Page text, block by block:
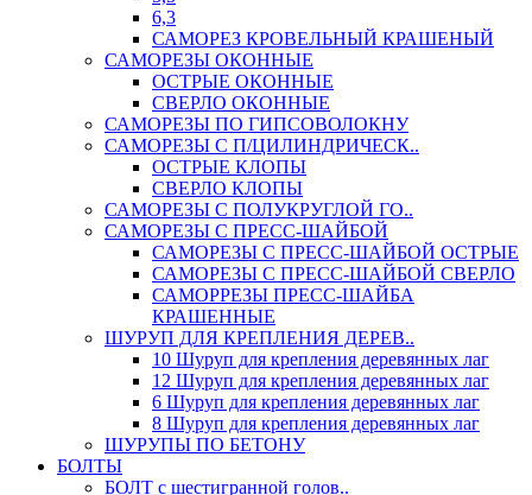
6,3
САМОРЕЗ КРОВЕЛЬНЫЙ КРАШЕНЫЙ
САМОРЕЗЫ ОКОННЫЕ
ОСТРЫЕ ОКОННЫЕ
СВЕРЛО ОКОННЫЕ
САМОРЕЗЫ ПО ГИПСОВОЛОКНУ
САМОРЕЗЫ С П/ЦИЛИНДРИЧЕСК..
ОСТРЫЕ КЛОПЫ
СВЕРЛО КЛОПЫ
САМОРЕЗЫ С ПОЛУКРУГЛОЙ ГО..
САМОРЕЗЫ С ПРЕСС-ШАЙБОЙ
САМОРЕЗЫ С ПРЕСС-ШАЙБОЙ ОСТРЫЕ
САМОРЕЗЫ С ПРЕСС-ШАЙБОЙ СВЕРЛО
САМОРРЕЗЫ ПРЕСС-ШАЙБА
КРАШЕННЫЕ
ШУРУП ДЛЯ КРЕПЛЕНИЯ ДЕРЕВ..
10 Шуруп для крепления деревянных лаг
12 Шуруп для крепления деревянных лаг
6 Шуруп для крепления деревянных лаг
8 Шуруп для крепления деревянных лаг
ШУРУПЫ ПО БЕТОНУ
БОЛТЫ
БОЛТ с шестигранной голов..